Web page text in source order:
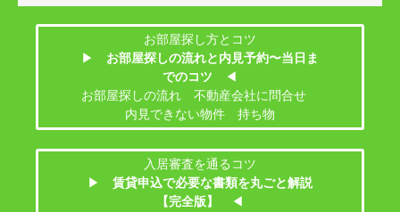
お部屋探し方とコツ
▶
お部屋探しの流れと内見予約〜当日ま
でのコツ
◀
お部屋探しの流れ 不動産会社に問合せ
内見できない物件 持ち物
入居審査を通るコツ
▶
賃貸申込で必要な書類を丸ごと解説
【完全版】
◀